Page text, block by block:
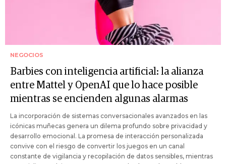
NEGOCIOS
Barbies con inteligencia artificial: la alianza
entre Mattel y OpenAI que lo hace posible
mientras se encienden algunas alarmas
La incorporación de sistemas conversacionales avanzados en las
icónicas muñecas genera un dilema profundo sobre privacidad y
desarrollo emocional. La promesa de interacción personalizada
convive con el riesgo de convertir los juegos en un canal
constante de vigilancia y recopilación de datos sensibles, mientras